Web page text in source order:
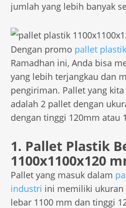
jumlah yang lebih banyak
Dengan promo pallet
Ramadhan ini, Anda bisa
yang lebih terjangkau dan
pengiriman. Pallet yang
adalah 2 pallet dengan
dengan tinggi 120mm atau
1. Pallet Plastik
1100x1100x120
Pallet yang masuk dalam
industri ini memiliki ukuran
lebar 1100 mm dan tinggi